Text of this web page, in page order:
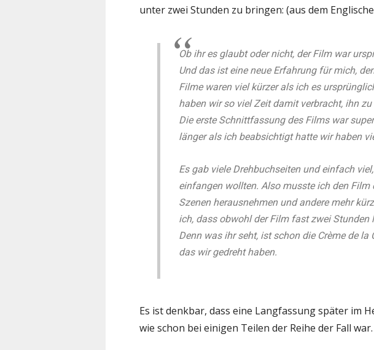
unter zwei Stunden zu bringen: (aus dem
Ob ihr es glaubt oder nicht, der Film war
Und das ist eine neue Erfahrung für mich,
Filme waren viel kürzer als ich es
haben wir so viel Zeit damit verbracht, ihn
Die erste Schnittfassung des Films war
länger als ich beabsichtigt hatte wir haben
Es gab viele Drehbuchseiten und einfach
einfangen wollten. Also musste ich den
Szenen herausnehmen und andere mehr
ich, dass obwohl der Film fast zwei Stunden
Denn was ihr seht, ist schon die Crème de la
das wir gedreht haben.
Es ist denkbar, dass eine Langfassung später im
wie schon bei einigen Teilen der Reihe der Fall war.